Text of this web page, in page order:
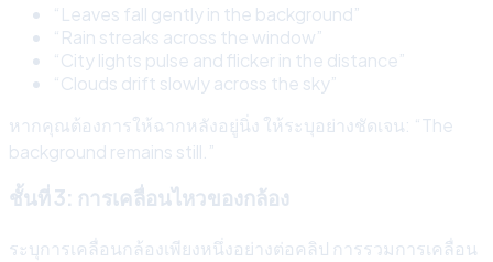
“Leaves fall gently in the background”
“Rain streaks across the window”
“City lights pulse and flicker in the distance”
“Clouds drift slowly across the sky”
หากคุณต้องการให้ฉากหลังอยู่นิ่ง ให้ระบุอย่างชัดเจน: “The
background remains still.”
ชั้นที่ 3: การเคลื่อนไหวของกล้อง
ระบุการเคลื่อนกล้องเพียงหนึ่งอย่างต่อคลิป การรวมการเคลื่อน